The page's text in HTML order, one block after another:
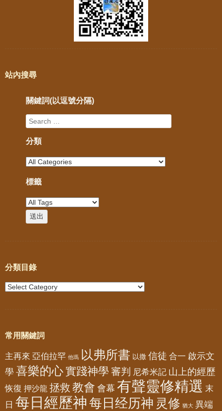
站內搜尋
關鍵詞(以逗號分隔)
分類
標籤
分類目錄
常用關鍵詞
主再來 亞伯拉罕 他瑪 以弗所書 以撒 信徒 合一 啟示文
學 喜樂的心實踐神學 審判 尼希米記 山上的經歷
恢復 押沙龍 拯救 教會 會幕 有聲靈修精選 末
日 每日經歷神 每日经历神 灵修 猶大 異端